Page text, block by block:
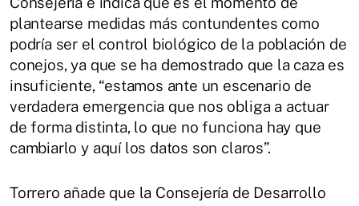
plantearse medidas más contundentes como
podría ser el control biológico de la población de
conejos, ya que se ha demostrado que la caza es
insuficiente, “estamos ante un escenario de
verdadera emergencia que nos obliga a actuar
de forma distinta, lo que no funciona hay que
cambiarlo y aquí los datos son claros”.
Torrero añade que la Consejería de Desarrollo